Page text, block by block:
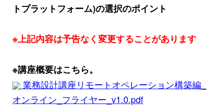
トプラットフォーム)の選択のポイント
※上記内容は予告なく変更することがあります
※講座概要はこちら。
業務設計講座リモートオペレーション構築編_
オンライン_フライヤー_v1.0.pdf